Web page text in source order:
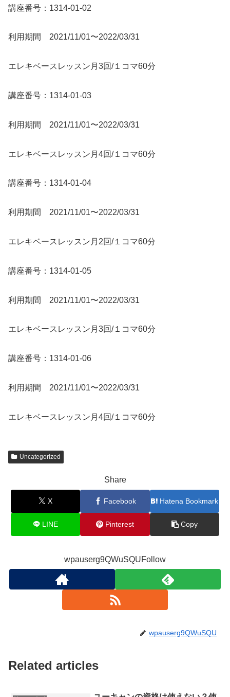
講座番号：1314-01-02
利用期間 2021/11/01〜2022/03/31
エレキベースレッスン月3回/１コマ60分
講座番号：1314-01-03
利用期間 2021/11/01〜2022/03/31
エレキベースレッスン月4回/１コマ60分
講座番号：1314-01-04
利用期間 2021/11/01〜2022/03/31
エレキベースレッスン月2回/１コマ60分
講座番号：1314-01-05
利用期間 2021/11/01〜2022/03/31
エレキベースレッスン月3回/１コマ60分
講座番号：1314-01-06
利用期間 2021/11/01〜2022/03/31
エレキベースレッスン月4回/１コマ60分
Uncategorized
Share
X Facebook Hatena Bookmark
LINE Pinterest Copy
wpauserg9QWuSQUFollow
wpauserg9QWuSQU
Related articles